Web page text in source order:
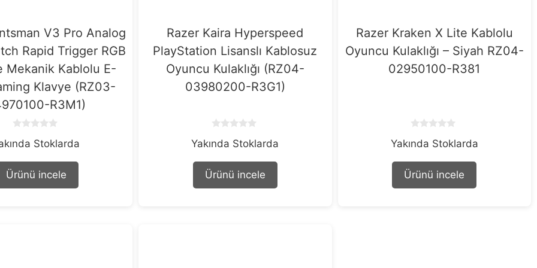
V3 Pro Analog
Rapid Trigger RGB
Mekanik Kablolu E-
Klavye (RZ03-
R3M1)
o
t
o
f
Stoklarda
Ürünü incele
Razer Kaira Hyperspeed
PlayStation Lisanslı Kablosuz
Oyuncu Kulaklığı (RZ04-
03980200-R3G1)
o
t
f
Yakında Stoklarda
Ürünü incele
Razer Kraken X Lite Kablolu
Oyuncu Kulaklığı – Siyah RZ04-
02950100-R381
o
t
f
Yakında Stoklarda
Ürünü incele